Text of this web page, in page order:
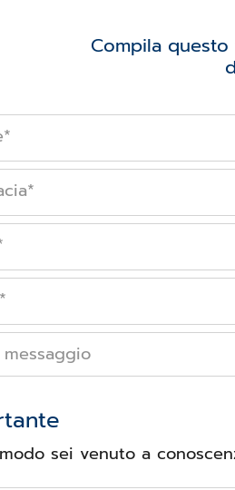
Compila
*
*
*
sei venuto a